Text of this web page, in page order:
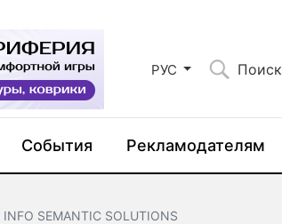
РУС Поиск
События Рекламодателям
INFO SEMANTIC SOLUTIONS